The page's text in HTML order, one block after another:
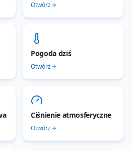
Otwórz
Pogoda dziś
Otwórz
Ciśnienie atmosferyczne
Otwórz